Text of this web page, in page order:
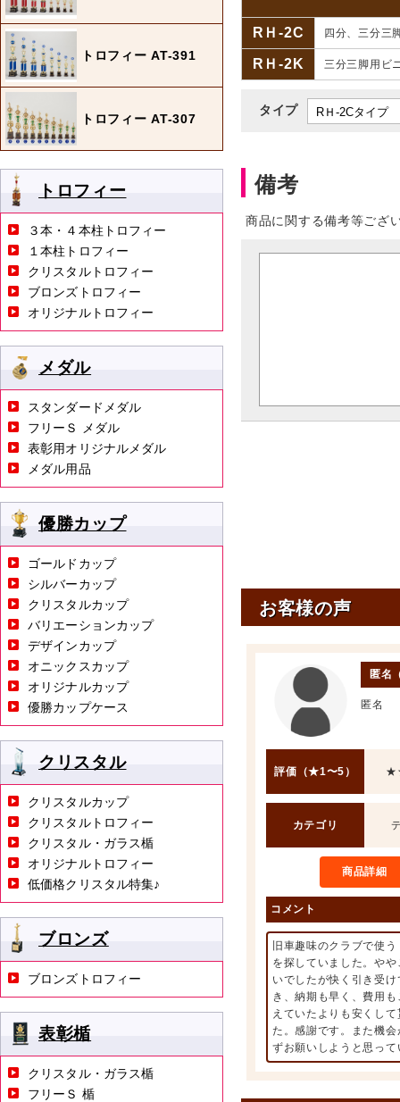
RＨ-2C 四分、三分
RＨ-2K 三分三脚用
タイプ
備考
商品に関する備考等ござ
お客様の声
匿名
匿名
評価（★1〜5）
カテゴリ
商品詳細
コメント
旧車趣味のクラブで使
を探していました。や
いでしたが快く引き受け
き、納期も早く、費用
えていたよりも安くし
た。感謝です。また機会
ずお願いしようと思って
トロフィー AT-391
トロフィー AT-307
トロフィー
３本・４本柱トロフィー
１本柱トロフィー
クリスタルトロフィー
ブロンズトロフィー
オリジナルトロフィー
メダル
スタンダードメダル
フリーＳ メダル
表彰用オリジナルメダル
メダル用品
優勝カップ
ゴールドカップ
シルバーカップ
クリスタルカップ
バリエーションカップ
デザインカップ
オニックスカップ
オリジナルカップ
優勝カップケース
クリスタル
クリスタルカップ
クリスタルトロフィー
クリスタル・ガラス楯
オリジナルトロフィー
低価格クリスタル特集♪
ブロンズ
ブロンズトロフィー
表彰楯
クリスタル・ガラス楯
フリーＳ 楯